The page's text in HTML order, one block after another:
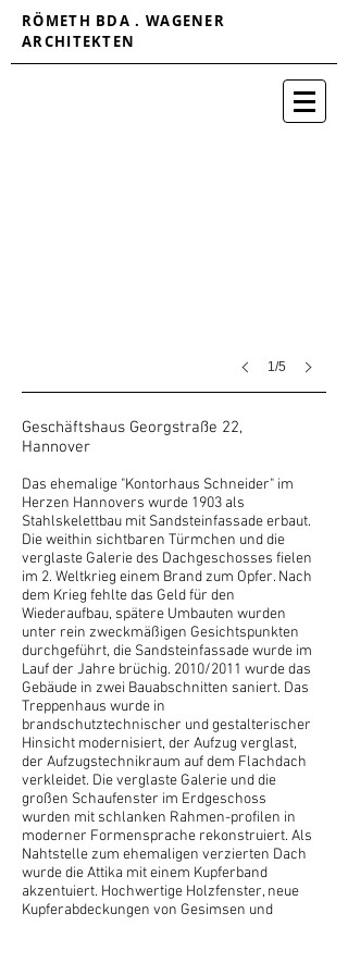
RÖMETH BDA . WAGENER
ARCHITEKTEN
1/5
Geschäftshaus Georgstraße 22,
Hannover
Das ehemalige "Kontorhaus Schneider" im
Herzen Hannovers wurde 1903 als
Stahlskelettbau mit Sandsteinfassade erbaut.
Die weithin sichtbaren Türmchen und die
verglaste Galerie des Dachgeschosses fielen
im 2. Weltkrieg einem Brand zum Opfer. Nach
dem Krieg fehlte das Geld für den
Wiederaufbau, spätere Umbauten wurden
unter rein zweckmäßigen Gesichtspunkten
durchgeführt, die Sandsteinfassade wurde im
Lauf der Jahre brüchig. 2010/2011 wurde das
Gebäude in zwei Bauabschnitten saniert. Das
Treppenhaus wurde in
brandschutztechnischer und gestalterischer
Hinsicht modernisiert, der Aufzug verglast,
der Aufzugstechnikraum auf dem Flachdach
verkleidet. Die verglaste Galerie und die
großen Schaufenster im Erdgeschoss
wurden mit schlanken Rahmen-profilen in
moderner Formensprache rekonstruiert. Als
Nahtstelle zum ehemaligen verzierten Dach
wurde die Attika mit einem Kupferband
akzentuiert. Hochwertige Holzfenster, neue
Kupferabdeckungen von Gesimsen und